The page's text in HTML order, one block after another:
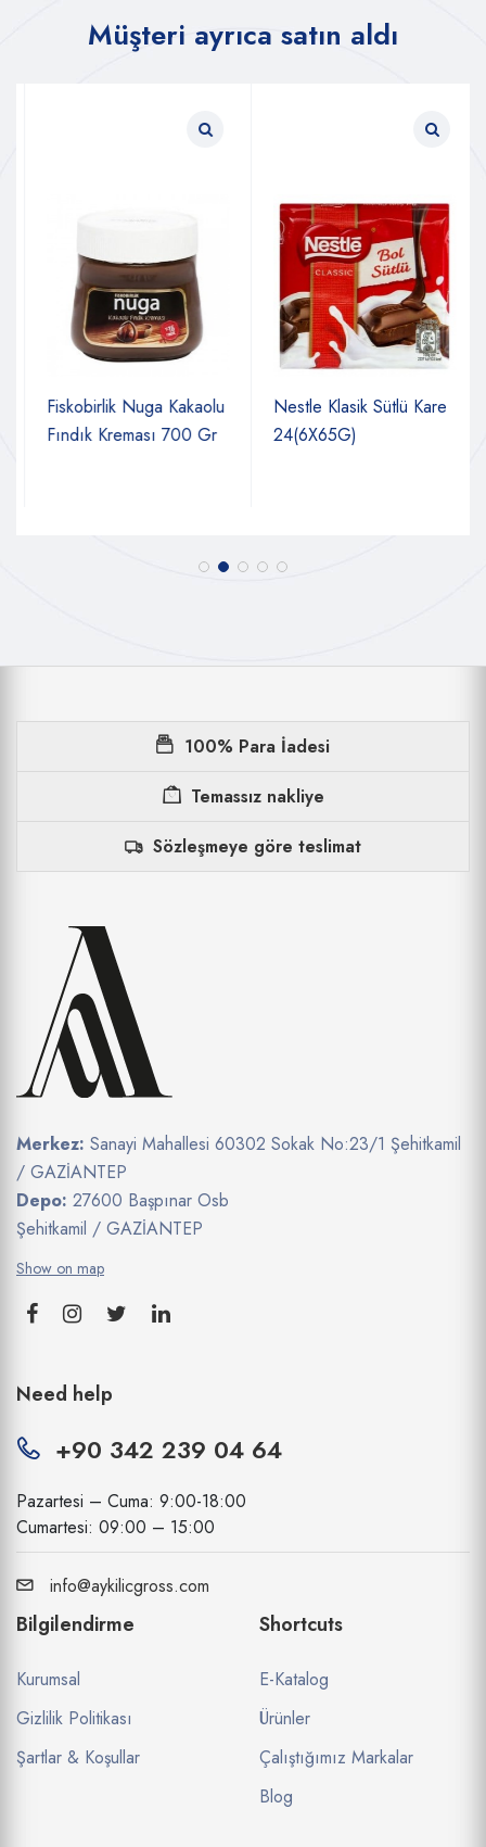
Müşteri ayrıca satın aldı
Fiskobirlik Nuga Kakaolu
Fındık Kreması 700 Gr
Nestle Klasik Sütlü Kare
24(6X65G)
100% Para İadesi
Temassız nakliye
Sözleşmeye göre teslimat
Merkez: Sanayi Mahallesi 60302 Sokak No:23/1 Şehitkamil
/ GAZİANTEP
Depo: 27600 Başpınar Osb
Şehitkamil / GAZİANTEP
Show on map
Need help
+90 342 239 04 64
Pazartesi – Cuma: 9:00-18:00
Cumartesi: 09:00 – 15:00
info@aykilicgross.com
Bilgilendirme
Kurumsal
Gizlilik Politikası
Şartlar & Koşullar
Shortcuts
E-Katalog
Ürünler
Çalıştığımız Markalar
Blog